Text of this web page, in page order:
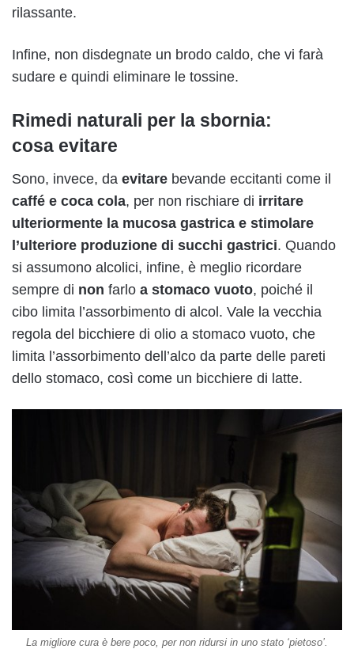
rilassante.
Infine, non disdegnate un brodo caldo, che vi farà
sudare e quindi eliminare le tossine.
Rimedi naturali per la sbornia:
cosa evitare
Sono, invece, da evitare bevande eccitanti come il
caffé e coca cola, per non rischiare di irritare
ulteriormente la mucosa gastrica e stimolare
l’ulteriore produzione di succhi gastrici. Quando
si assumono alcolici, infine, è meglio ricordare
sempre di non farlo a stomaco vuoto, poiché il
cibo limita l’assorbimento di alcol. Vale la vecchia
regola del bicchiere di olio a stomaco vuoto, che
limita l’assorbimento dell’alco da parte delle pareti
dello stomaco, così come un bicchiere di latte.
La migliore cura è bere poco, per non ridursi in uno stato ‘pietoso’.